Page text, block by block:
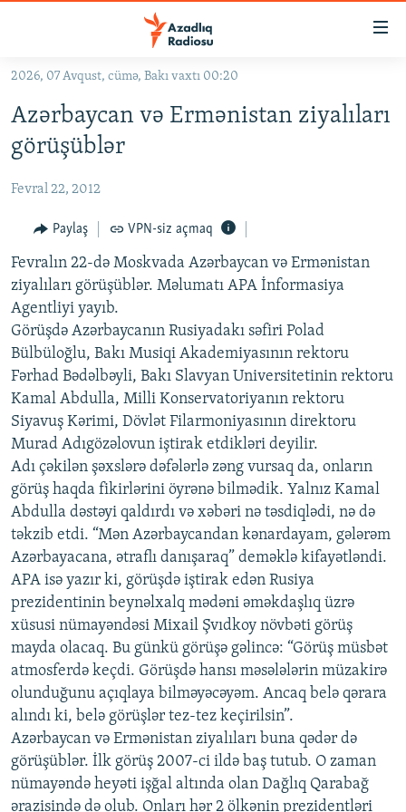
Əsas
qayıt
Əsas
naviqasiyaya
qayıt
KORRUPSIOMETR
#ƏSLINDƏ
FƏRQƏ BAX
QANUNI DOĞRU
ARAŞDIRMA
MULTIMEDIA
VIDEO
FOTOQALEREYA
İNFOQRAFIKA
KARIKATURA
RADIO ARXIV
OXU ZALI
AZƏRBAYCAN ƏDƏBIYYATI KITABXANASI
İSLAM VƏ DEMOKRATIYA
İZ - MƏDƏNIYYƏT PROQRAMI
HAQQIMIZDA
MISSIYAMIZ
PEŞƏ ETIKASI VƏ JURNALISTIKA STANDARTLARIMIZ
MATERIALLARIMIZDAN ISTIFADƏ
AZADLIQRADIOSU MOBIL TELEFONUNUZDA
BIZIMLƏ ƏLAQƏ
XƏBƏR BÜLLETENLƏRIMIZ
BIZI IZLƏ
RFE/RL-in bütün saytları
2026, 07 Avqust, cümə, Bakı vaxtı 00:20
Azərbaycan və Ermənistan ziyalıları
görüşüblər
Fevral 22, 2012
Paylaş VPN-siz açmaq
Fevralın 22-də Moskvada Azərbaycan və Ermənistan
ziyalıları görüşüblər. Məlumatı APA İnformasiya
Agentliyi yayıb.
Görüşdə Azərbaycanın Rusiyadakı səfiri Polad
Bülbüloğlu, Bakı Musiqi Akademiyasının rektoru
Fərhad Bədəlbəyli, Bakı Slavyan Universitetinin rektoru
Kamal Abdulla, Milli Konservatoriyanın rektoru
Siyavuş Kərimi, Dövlət Filarmoniyasının direktoru
Murad Adıgözəlovun iştirak etdikləri deyilir.
Adı çəkilən şəxslərə dəfələrlə zəng vursaq da, onların
görüş haqda fikirlərini öyrənə bilmədik. Yalnız Kamal
Abdulla dəstəyi qaldırdı və xəbəri nə təsdiqlədi, nə də
təkzib etdi. “Mən Azərbaycandan kənardayam, gələrəm
Azərbayacana, ətraflı danışaraq” deməklə kifayətləndi.
APA isə yazır ki, görüşdə iştirak edən Rusiya
prezidentinin beynəlxalq mədəni əməkdaşlıq üzrə
xüsusi nümayəndəsi Mixail Şvıdkoy növbəti görüş
mayda olacaq. Bu günkü görüşə gəlincə: “Görüş müsbət
atmosferdə keçdi. Görüşdə hansı məsələlərin müzakirə
olunduğunu açıqlaya bilməyəcəyəm. Ancaq belə qərara
alındı ki, belə görüşlər tez-tez keçirilsin”.
Azərbaycan və Ermənistan ziyalıları buna qədər də
görüşüblər. İlk görüş 2007-ci ildə baş tutub. O zaman
nümayəndə heyəti işğal altında olan Dağlıq Qarabağ
ərazisində də olub. Onları hər 2 ölkənin prezidentləri